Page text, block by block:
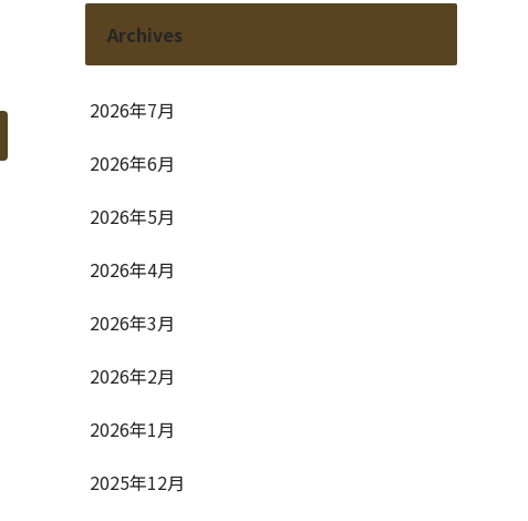
Archives
2026年7月
2026年6月
2026年5月
2026年4月
2026年3月
2026年2月
2026年1月
2025年12月